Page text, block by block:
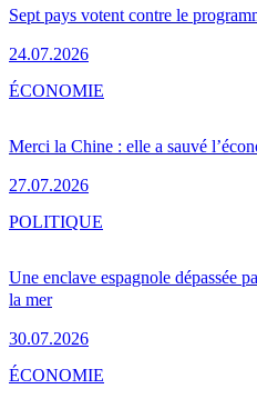
Sept pays votent contre le
24.07.2026
Merci la Chine : elle a sauvé
27.07.2026
ÉCONOMIE
Une enclave espagnole dépassée
la mer
30.07.2026
POLITIQUE
ÉCONOMIE